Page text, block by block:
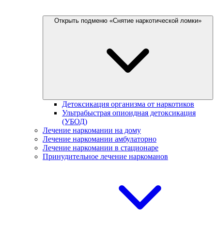
Открыть подменю «Снятие наркотической ломки»
Детоксикация организма от наркотиков
Ультрабыстрая опиоидная детоксикация
(УБОД)
Лечение наркомании на дому
Лечение наркомании амбулаторно
Лечение наркомании в стационаре
Принудительное лечение наркоманов